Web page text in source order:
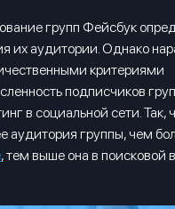
групп Фейсбук
их аудитории. Однако
критериями
подписчиков
в социальной сети. Так,
аудитория группы, чем
, тем выше она в поисковой